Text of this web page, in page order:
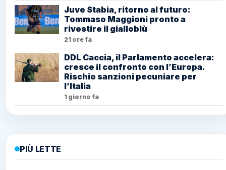
Juve Stabia, ritorno al futuro:
Tommaso Maggioni pronto a
rivestire il gialloblù
21 ore fa
DDL Caccia, il Parlamento accelera:
cresce il confronto con l’Europa.
Rischio sanzioni pecuniare per
l’Italia
1 giorno fa
PIÙ LETTE